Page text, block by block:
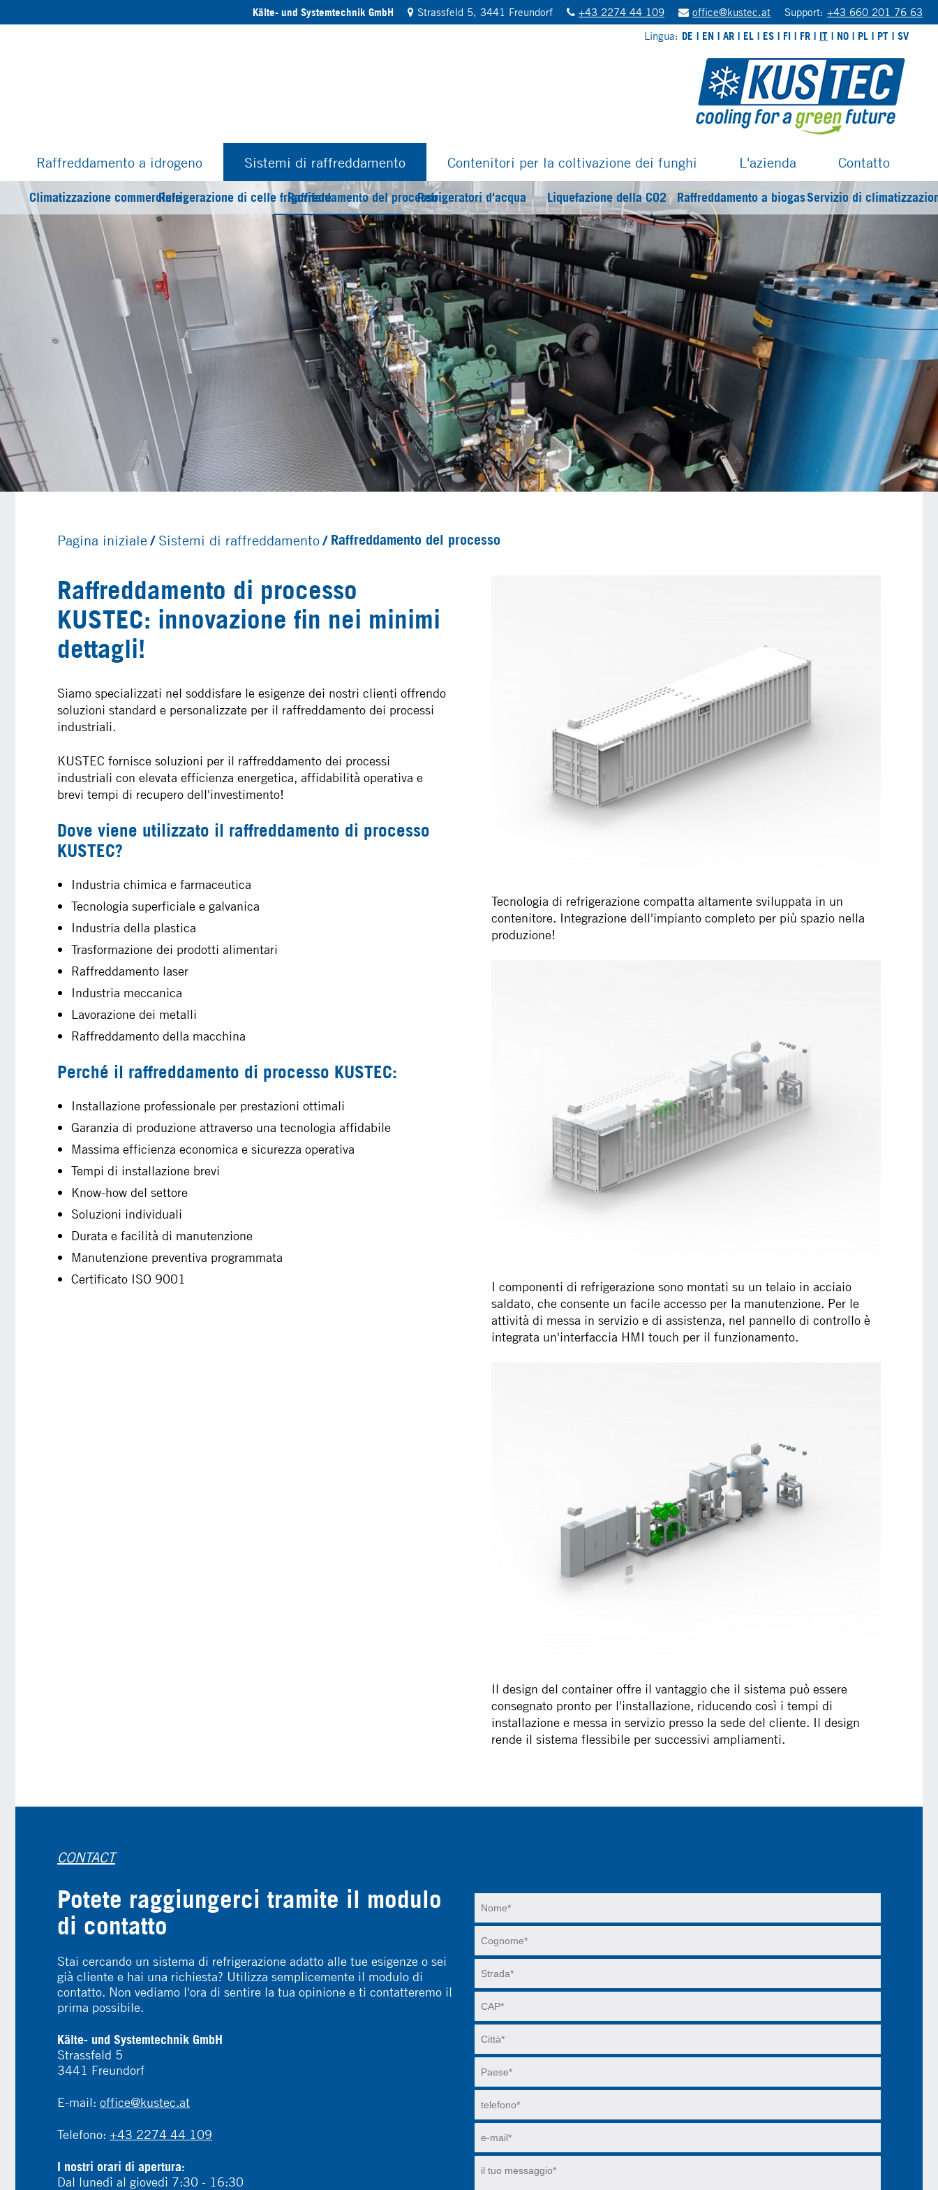
Kälte- und Systemtechnik GmbH Strassfeld 5, 3441 Freundorf +43 2274 44 109 office@kustec.at Support: +43 660 201 76 63
Lingua: DE EN AR EL ES FI FR IT NO PL PT SV
Raffreddamento a idrogeno Sistemi di raffreddamento Contenitori per la coltivazione dei funghi L'azienda Contatto
Climatizzazione commercialeRefrigerazione di celle frigorifereRaffreddamento del processoRefrigeratori d'acqua Liquefazione della CO2 Raffreddamento a biogasServizio di
Pagina iniziale Sistemi di raffreddamento Raffreddamento del processo
Raffreddamento di processo
KUSTEC: innovazione fin nei minimi
dettagli!
Siamo specializzati nel soddisfare le esigenze dei nostri clienti offrendo
soluzioni standard e personalizzate per il raffreddamento dei processi
industriali.
KUSTEC fornisce soluzioni per il raffreddamento dei processi
industriali con elevata efficienza energetica, affidabilità operativa e
brevi tempi di recupero dell'investimento!
Dove viene utilizzato il raffreddamento di processo
KUSTEC?
Industria chimica e farmaceutica
Tecnologia superficiale e galvanica
Industria della plastica
Trasformazione dei prodotti alimentari
Raffreddamento laser
Industria meccanica
Lavorazione dei metalli
Raffreddamento della macchina
Perché il raffreddamento di processo KUSTEC:
Installazione professionale per prestazioni ottimali
Garanzia di produzione attraverso una tecnologia affidabile
Massima efficienza economica e sicurezza operativa
Tempi di installazione brevi
Know-how del settore
Soluzioni individuali
Durata e facilità di manutenzione
Manutenzione preventiva programmata
Certificato ISO 9001
Tecnologia di refrigerazione compatta altamente sviluppata in un
contenitore. Integrazione dell'impianto completo per più spazio nella
produzione!
I componenti di refrigerazione sono montati su un telaio in acciaio
saldato, che consente un facile accesso per la manutenzione. Per le
attività di messa in servizio e di assistenza, nel pannello di controllo è
integrata un'interfaccia HMI touch per il funzionamento.
Il design del container offre il vantaggio che il sistema può essere
consegnato pronto per l'installazione, riducendo così i tempi di
installazione e messa in servizio presso la sede del cliente. Il design
rende il sistema flessibile per successivi ampliamenti.
CONTACT
Potete raggiungerci tramite il modulo
di contatto
Stai cercando un sistema di refrigerazione adatto alle tue esigenze o sei
già cliente e hai una richiesta? Utilizza semplicemente il modulo di
contatto. Non vediamo l'ora di sentire la tua opinione e ti contatteremo il
prima possibile.
Kälte- und Systemtechnik GmbH
Strassfeld 5
3441 Freundorf
E-mail: office@kustec.at
Telefono: +43 2274 44 109
I nostri orari di apertura:
Dal lunedì al giovedì 7:30 - 16:30